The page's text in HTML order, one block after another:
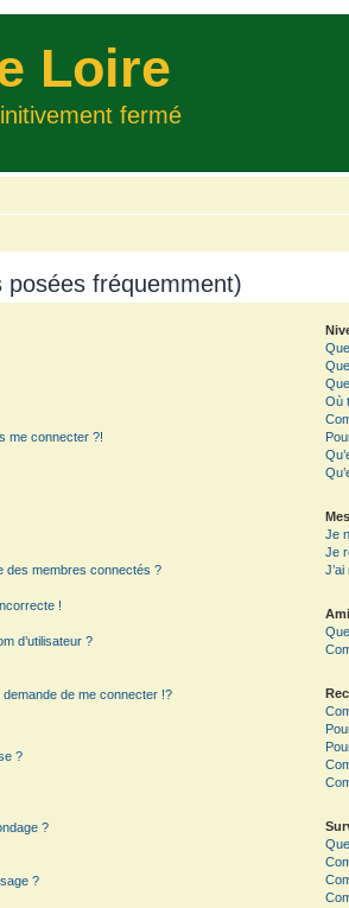
Loire
fermé
posées fréquemment)
me connecter ?!
des membres connectés ?
!
d’utilisateur ?
demande de me connecter !?
?
?
?
Où
Je
Je